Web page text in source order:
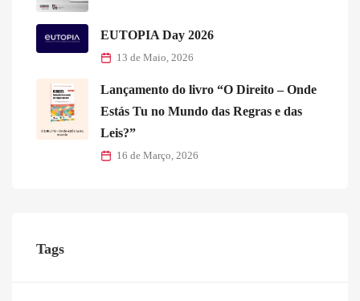
EUTOPIA Day 2026
13 de Maio, 2026
Lançamento do livro “O Direito – Onde
Estás Tu no Mundo das Regras e das
Leis?”
16 de Março, 2026
Tags